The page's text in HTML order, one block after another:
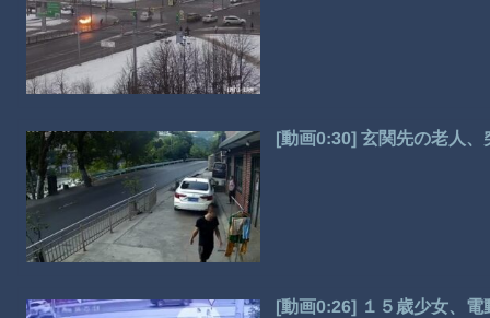
[動画0:30] 玄関先の老人
[動画0:26] １５歳少女、